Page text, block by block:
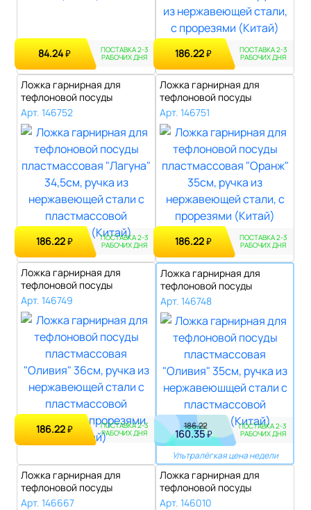
84.24₽ ПОСТАВКА 2-3
РАБОЧИХ ДНЯ 186.22₽ ПОСТАВКА 2-3
РАБОЧИХ ДНЯ
Ложка гарнирная для
тефлоновой посуды
пластмассовая "Ла..
Арт. 146752
186.22₽ ПОСТАВКА 2-3
РАБОЧИХ ДНЯ
Ложка гарнирная для
тефлоновой посуды
пластмассовая "Ор..
Арт. 146751
186.22₽ ПОСТАВКА 2-3
РАБОЧИХ ДНЯ
Ложка гарнирная для
тефлоновой посуды
пластмассовая "Ол..
Арт. 146749
186.22₽ ПОСТАВКА 2-3
РАБОЧИХ ДНЯ
Ложка гарнирная для
тефлоновой посуды
пластмассовая "Ол..
Арт. 146748
186.22
160.35₽
ПОСТАВКА 2-3
РАБОЧИХ ДНЯ
Ультралёгкая цена недели
Ложка гарнирная для
тефлоновой посуды
пластмассовая 30,..
Арт. 146667
Ложка гарнирная для
тефлоновой посуды
пластмассовая 30х..
Арт. 146010